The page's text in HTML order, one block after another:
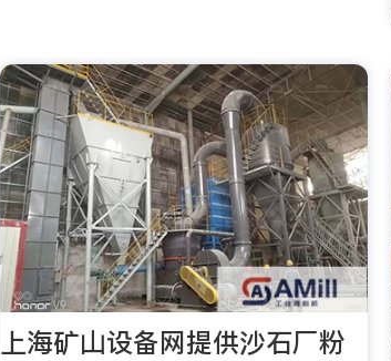
上海矿山设备网提供沙石厂粉